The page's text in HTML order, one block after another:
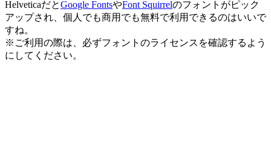
HelveticaだとGoogle FontsやFont Squirrelのフォントがピック
アップされ、個人でも商用でも無料で利用できるのはいいで
すね。
※ご利用の際は、必ずフォントのライセンスを確認するよう
にしてください。